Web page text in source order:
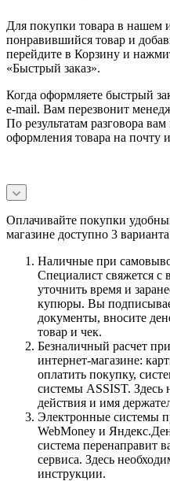
Для покупки товара в нашем
понравившийся товар и
перейдите в Корзину и
«Быстрый заказ».
Когда оформляете быстрый
e-mail. Вам перезвонит
По результатам разговора
оформления товара на почту
Оплачивайте покупки
магазине доступно 3
Наличные при
Специалист свяжется с
уточнить время и
купюры. Вы
документы, вносите
товар и чек.
Безналичный расчет
интернет-магазине:
оплатить покупку,
системы ASSIST. Здесь
действия и имя
Электронные системы
WebMoney и
система перенаправит
сервиса. Здесь
инструкции.